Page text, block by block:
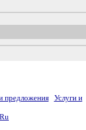
предложения
Услуги и